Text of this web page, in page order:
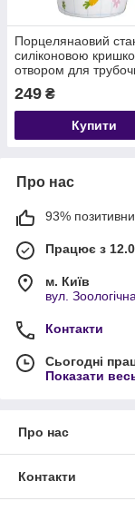
Порцелянаовий
силіконовою
отвором для
249 ₴
Купити
Про нас
93%
Працює з
м. Київ
вул.
Контакти
Сьогодні
Показати
Про нас
Контакти